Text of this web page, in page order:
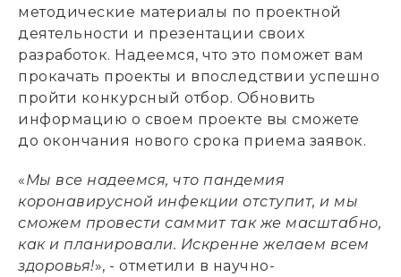
методические материалы по проектной
деятельности и презентации своих
разработок. Надеемся, что это поможет вам
прокачать проекты и впоследствии успешно
пройти конкурсный отбор. Обновить
информацию о своем проекте вы сможете
до окончания нового срока приема заявок.
«Мы все надеемся, что пандемия
коронавирусной инфекции отступит, и мы
сможем провести саммит так же масштабно,
как и планировали. Искренне желаем всем
здоровья!», - отметили в научно-